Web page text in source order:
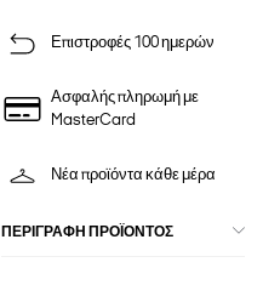
Επιστροφές 100 ημερών
Ασφαλής πληρωμή με
MasterCard
Νέα προϊόντα κάθε μέρα
ΠΕΡΙΓΡΑΦΉ ΠΡΟΪΌΝΤΟΣ